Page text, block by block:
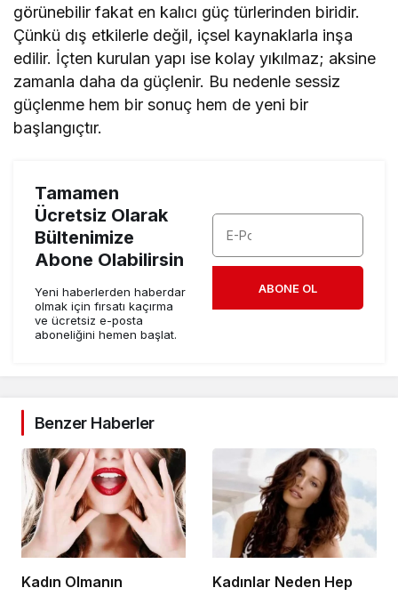
görünebilir fakat en kalıcı güç türlerinden biridir.
Çünkü dış etkilerle değil, içsel kaynaklarla inşa
edilir. İçten kurulan yapı ise kolay yıkılmaz; aksine
zamanla daha da güçlenir. Bu nedenle sessiz
güçlenme hem bir sonuç hem de yeni bir
başlangıçtır.
Tamamen
Ücretsiz Olarak
Bültenimize
Abone Olabilirsin
Yeni haberlerden haberdar
olmak için fırsatı kaçırma
ve ücretsiz e-posta
aboneliğini hemen başlat.
ABONE OL
Benzer Haberler
Kadın Olmanın
Kadınlar Neden Hep